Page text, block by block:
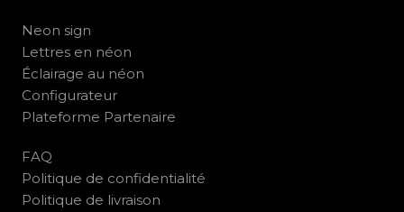
Neon sign
Lettres en néon
Éclairage au néon
Configurateur
Plateforme Partenaire
FAQ
Politique de confidentialité
Politique de livraison